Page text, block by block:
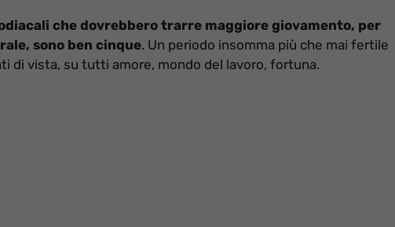
che dovrebbero trarre maggiore giovamento, per
sono ben cinque. Un periodo insomma più che mai fertile
di vista, su tutti amore, mondo del lavoro, fortuna.